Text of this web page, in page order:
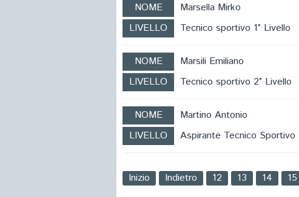
NOME
Marsella Mirko
LIVELLO
Tecnico sportivo 1° Livello
NOME
Marsili Emiliano
LIVELLO
Tecnico sportivo 2° Livello
NOME
Martino Antonio
LIVELLO
Aspirante Tecnico Sportivo
Inizio Indietro 12 13 14 15